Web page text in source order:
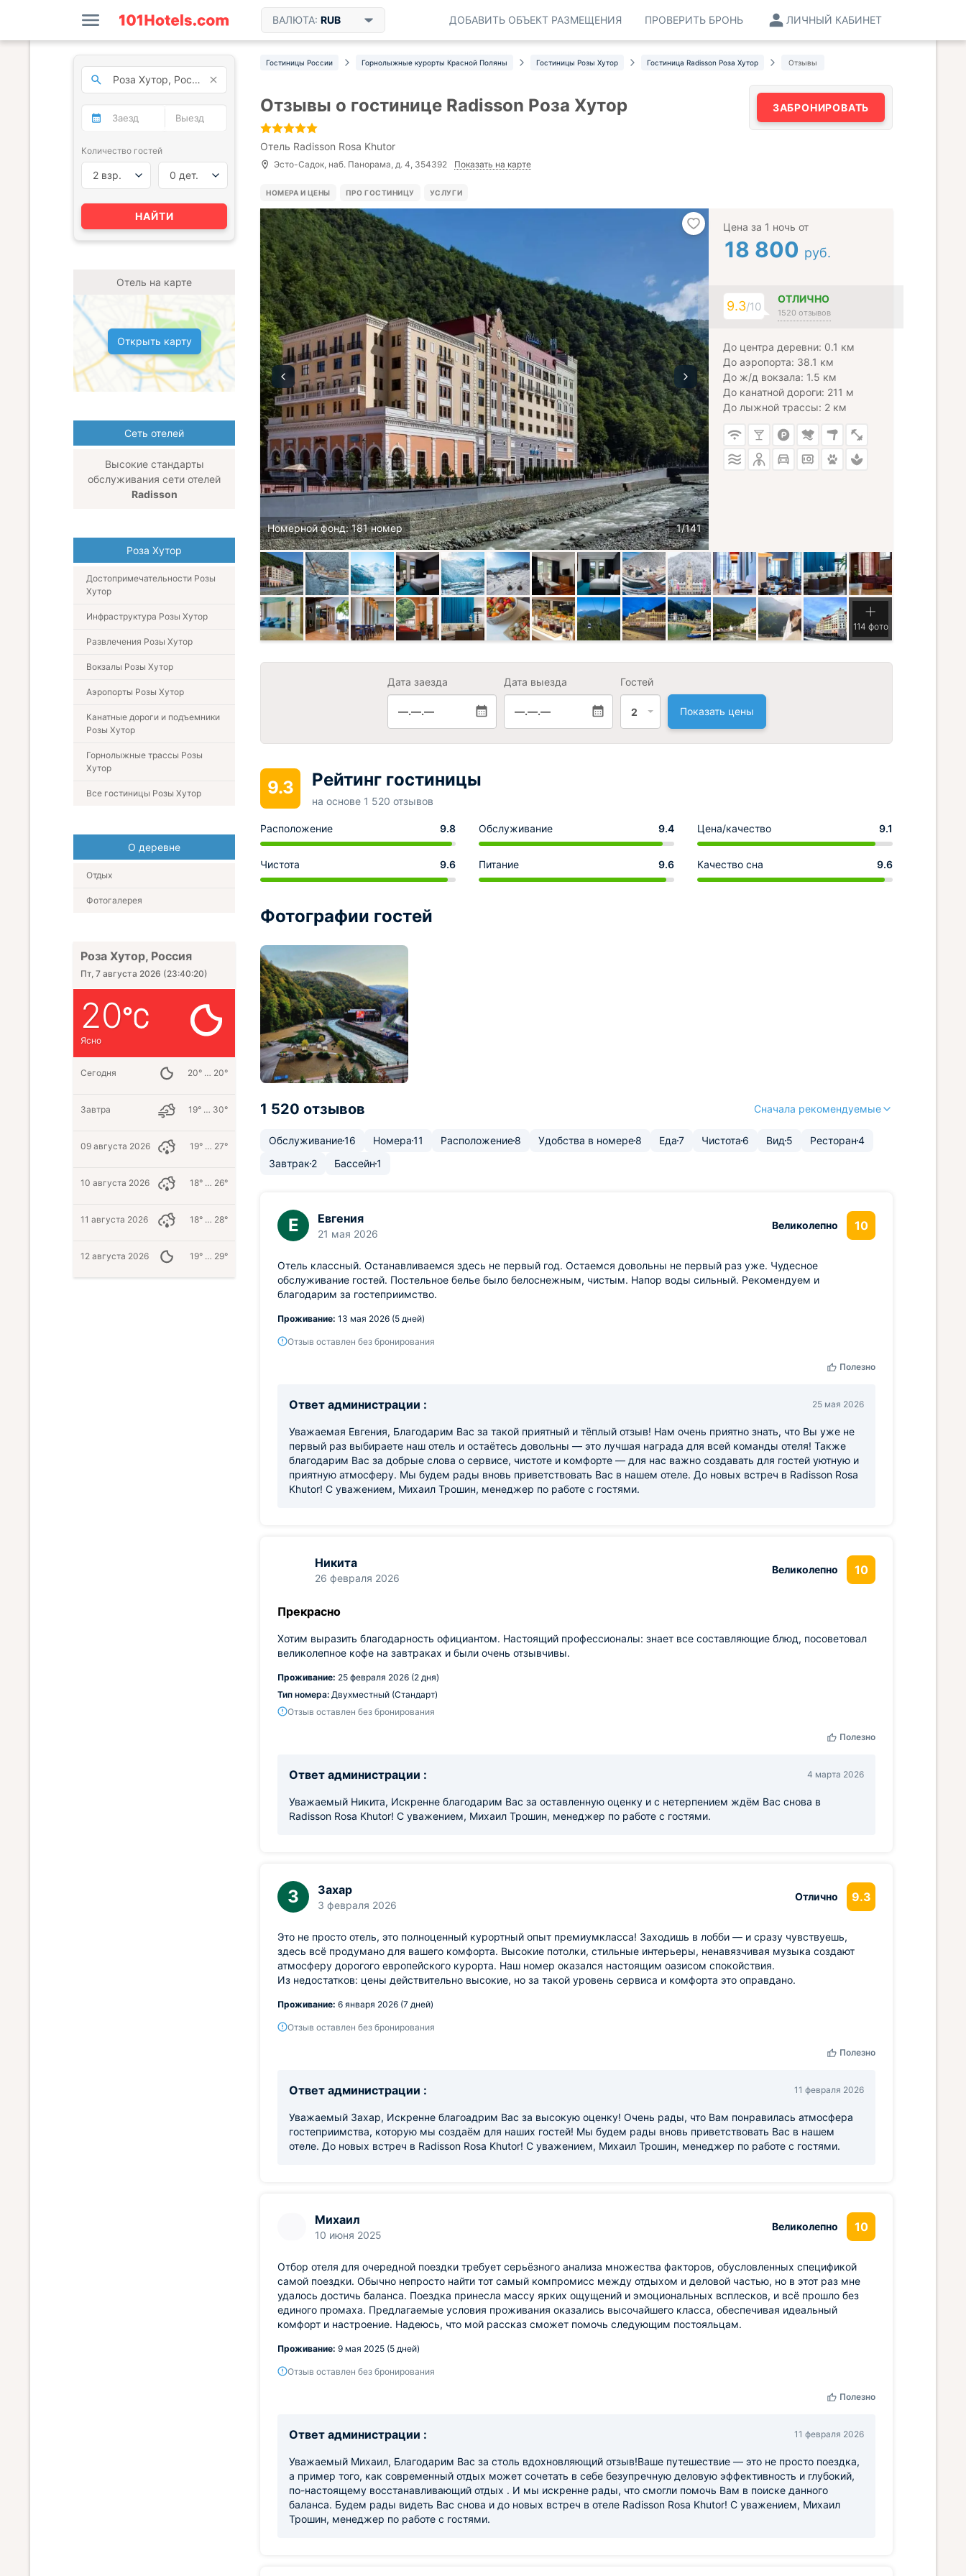
ВАЛЮТА: RUB ЛИЧНЫЙ КАБИНЕТ
ПРОВЕРИТЬ БРОНЬ
ДОБАВИТЬ ОБЪЕКТ РАЗМЕЩЕНИЯ
Гостиницы России Горнолыжные курорты Красной Поляны Гостиницы Розы Хутор Гостиница Radisson Роза Хутор Отзывы
Отзывы о гостинице Radisson Роза Хутор
Отель Radisson Rosa Khutor
Эсто-Садок, наб. Панорама, д. 4, 354392 Показать на карте
ЗАБРОНИРОВАТЬ
НОМЕРА И ЦЕНЫ ПРО ГОСТИНИЦУ УСЛУГИ
Номерной фонд: 181 номер
Цена за 1 ночь от
18 800 руб.
9.3/10
ОТЛИЧНО
1520 отзывов
До центра деревни: 0.1 км
До аэропорта: 38.1 км
До ж/д вокзала: 1.5 км
До канатной дороги: 211 м
До лыжной трассы: 2 км
114 фото
Дата заезда
—.—.—
Дата выезда
—.—.—
Гостей
2 Показать цены
9.3 Рейтинг гостиницы
на основе 1 520 отзывов
Расположение 9.8 Обслуживание 9.4 Цена/качество 9.1
Чистота 9.6 Питание 9.6 Качество сна 9.6
Фотографии гостей
1 520 отзывов Сначала рекомендуемые
Обслуживание16 Номера11 Расположение8 Удобства в номере8 Еда7 Чистота 6 Вид 5 Ресторан4
Завтрак 2 Бассейн1
Е Евгения
21 мая 2026
Великолепно 10
Отель классный. Останавливаемся здесь не первый год. Остаемся довольны не первый раз уже. Чудесное
обслуживание гостей. Постельное белье было белоснежным, чистым. Напор воды сильный. Рекомендуем и
благодарим за гостеприимство.
Проживание: 13 мая 2026 (5 дней)
Отзыв оставлен без бронирования
Полезно
Ответ администрации : 25 мая 2026
Уважаемая Евгения, Благодарим Вас за такой приятный и тёплый отзыв! Нам очень приятно знать, что Вы уже не
первый раз выбираете наш отель и остаётесь довольны — это лучшая награда для всей команды отеля! Также
благодарим Вас за добрые слова о сервисе, чистоте и комфорте — для нас важно создавать для гостей уютную и
приятную атмосферу. Мы будем рады вновь приветствовать Вас в нашем отеле. До новых встреч в Radisson Rosa
Khutor! С уважением, Михаил Трошин, менеджер по работе с гостями.
Никита
26 февраля 2026
Великолепно 10
Прекрасно
Хотим выразить благодарность официантом. Настоящий профессионалы: знает все составляющие блюд, посоветовал
великолепное кофе на завтраках и были очень отзывчивы.
Проживание: 25 февраля 2026 (2 дня)
Тип номера: Двухместный (Стандарт)
Отзыв оставлен без бронирования
Полезно
Ответ администрации : 4 марта 2026
Уважаемый Никита, Искренне благодарим Вас за оставленную оценку и с нетерпением ждём Вас снова в
Radisson Rosa Khutor! С уважением, Михаил Трошин, менеджер по работе с гостями.
З Захар
3 февраля 2026
Отлично 9.3
Это не просто отель, это полноценный курортный опыт премиумкласса! Заходишь в лобби — и сразу чувствуешь,
здесь всё продумано для вашего комфорта. Высокие потолки, стильные интерьеры, ненавязчивая музыка создают
атмосферу дорогого европейского курорта. Наш номер оказался настоящим оазисом спокойствия.
Из недостатков: цены действительно высокие, но за такой уровень сервиса и комфорта это оправдано.
Проживание: 6 января 2026 (7 дней)
Отзыв оставлен без бронирования
Полезно
Ответ администрации : 11 февраля 2026
Уважаемый Захар, Искренне благоадрим Вас за высокую оценку! Очень рады, что Вам понравилась атмосфера
гостеприимства, которую мы создаём для наших гостей! Мы будем рады вновь приветствовать Вас в нашем
отеле. До новых встреч в Radisson Rosa Khutor! С уважением, Михаил Трошин, менеджер по работе с гостями.
Михаил
10 июня 2025
Великолепно 10
Отбор отеля для очередной поездки требует серьёзного анализа множества факторов, обусловленных спецификой
самой поездки. Обычно непросто найти тот самый компромисс между отдыхом и деловой частью, но в этот раз мне
удалось достичь баланса. Поездка принесла массу ярких ощущений и эмоциональных всплесков, и всё прошло без
единого промаха. Предлагаемые условия проживания оказались высочайшего класса, обеспечивая идеальный
комфорт и настроение. Надеюсь, что мой рассказ сможет помочь следующим постояльцам.
Проживание: 9 мая 2025 (5 дней)
Отзыв оставлен без бронирования
Полезно
Ответ администрации : 11 февраля 2026
Уважаемый Михаил, Благодарим Вас за столь вдохновляющий отзыв!Ваше путешествие — это не просто поездка,
а пример того, как современный отдых может сочетать в себе безупречную деловую эффективность и глубокий,
по-настоящему восстанавливающий отдых . И мы искренне рады, что смогли помочь Вам в поиске данного
баланса. Будем рады видеть Вас снова и до новых встреч в отеле Radisson Rosa Khutor! С уважением, Михаил
Трошин, менеджер по работе с гостями.
Количество гостей
2 взр. 0 дет.
НАЙТИ
Отель на карте
Открыть карту
Сеть отелей
Высокие стандарты
обслуживания сети отелей
Radisson
Роза Хутор
Достопримечательности Розы
Хутор
Инфраструктура Розы Хутор
Развлечения Розы Хутор
Вокзалы Розы Хутор
Аэропорты Розы Хутор
Канатные дороги и подъемники
Розы Хутор
Горнолыжные трассы Розы
Хутор
Все гостиницы Розы Хутор
О деревне
Отдых
Фотогалерея
Роза Хутор, Россия
Пт, 7 августа 2026 (23:40:21)
20
Ясно
Сегодня 20° … 20°
Завтра 19° … 30°
09 августа 2026 19° … 27°
10 августа 2026 18° … 26°
11 августа 2026 18° … 28°
12 августа 2026 19° … 29°